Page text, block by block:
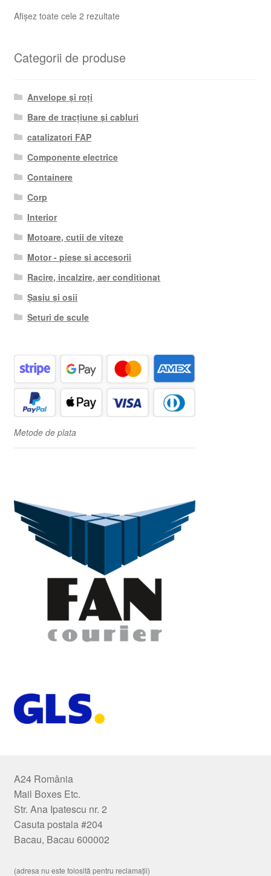
Afișez toate cele 2 rezultateSortat
mai
Categorii de produse
Anvelope și roți
Bare de tracțiune și cabluri
catalizatori FAP
Componente electrice
Containere
Corp
Interior
Motoare, cutii de viteze
Motor - piese si accesorii
Racire, incalzire, aer conditionat
Șasiu și osii
Seturi de scule
Metode de plata
A24 România
Mail Boxes Etc.
Str. Ana Ipatescu nr. 2
Casuta postala #204
Bacau, Bacau 600002
(adresa nu este folosită pentru reclamații)